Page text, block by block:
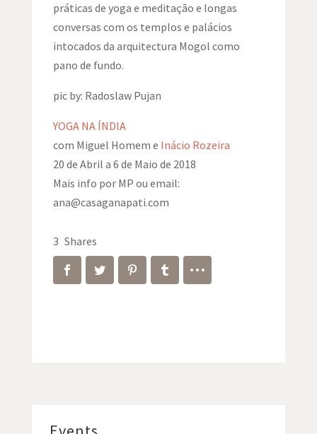
práticas de yoga e meditação e longas
conversas com os templos e palácios
intocados da arquitectura Mogol como
pano de fundo.
pic by: Radoslaw Pujan
YOGA NA ÍNDIA
com Miguel Homem e Inácio Rozeira
20 de Abril a 6 de Maio de 2018
Mais info por MP ou email:
ana@casaganapati.com
3 Shares